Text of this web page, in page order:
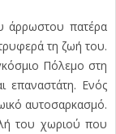
άρρωστου πατέρα
τη ζωή του.
Πόλεμο στη
επαναστάτη. Ενός
αυτοσαρκασμό.
του χωριού που